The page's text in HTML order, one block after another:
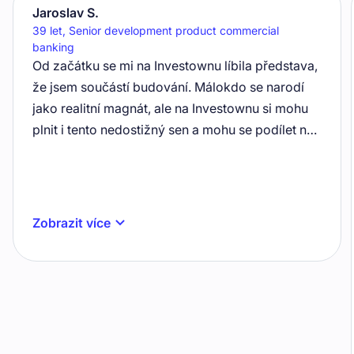
Jaroslav S.
39 let, Senior development product commercial
banking
Od začátku se mi na Investownu líbila představa,
že jsem součástí budování. Málokdo se narodí
jako realitní magnát, ale na Investownu si mohu
plnit i tento nedostižný sen a mohu se podílet na
fungující aplikací a zázemím, které v případě
nemá pocit korporátního chování, ale spíše
Zobrazit více